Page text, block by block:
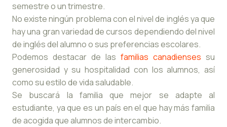
semestre o un trimestre.
No existe ningún problema con el nivel de inglés ya que
hay una gran variedad de cursos dependiendo del nivel
de inglés del alumno o sus preferencias escolares.
Podemos destacar de las familias canadienses su
generosidad y su hospitalidad con los alumnos, así
como su estilo de vida saludable.
Se buscará la familia que mejor se adapte al
estudiante, ya que es un país en el que hay más familia
de acogida que alumnos de intercambio.